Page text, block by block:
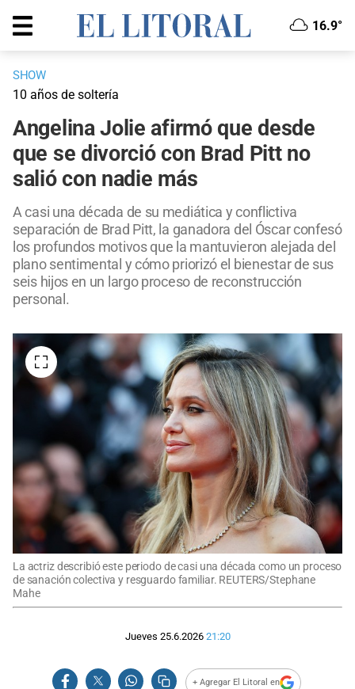
16.9°
SHOW
10 años de soltería
Angelina Jolie afirmó que desde
que se divorció con Brad Pitt no
salió con nadie más
A casi una década de su mediática y conflictiva
separación de Brad Pitt, la ganadora del Óscar confesó
los profundos motivos que la mantuvieron alejada del
plano sentimental y cómo priorizó el bienestar de sus
seis hijos en un largo proceso de reconstrucción
personal.
La actriz describió este periodo de casi una década como un proceso
de sanación colectiva y resguardo familiar. REUTERS/Stephane
Mahe
Jueves 25.6.2026 21:20
+ Agregar El Litoral en